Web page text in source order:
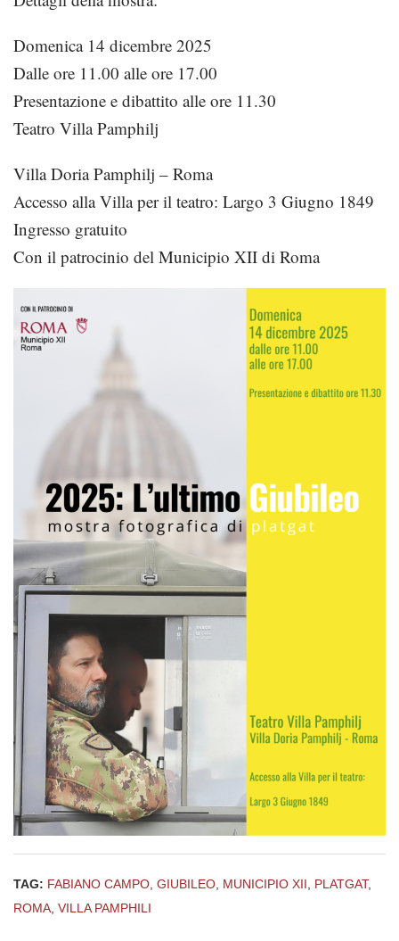
Domenica 14 dicembre 2025
Dalle ore 11.00 alle ore 17.00
Presentazione e dibattito alle ore 11.30
Teatro Villa Pamphilj
Villa Doria Pamphilj – Roma
Accesso alla Villa per il teatro: Largo 3 Giugno 1849
Ingresso gratuito
Con il patrocinio del Municipio XII di Roma
TAG: FABIANO CAMPO GIUBILEO MUNICIPIO XII PLATGAT,
ROMA VILLA PAMPHILI